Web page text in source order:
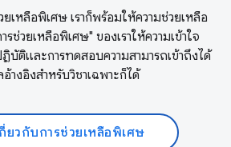
เหลือพิเศษ เราก็พร้อมให้ความช่วยเหลือ
ช่วยเหลือพิเศษ" ของเราให้ความเข้าใจ
บัติและการทดสอบความสามารถเข้าถึงได้
างอิงสำหรับวิชาเฉพาะก็ได้
ยวกับการช่วยเหลือพิเศษ